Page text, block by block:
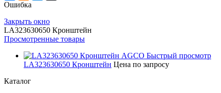
Ошибка
Закрыть окно
LA323630650 Кронштейн
Просмотренные товары
Быстрый просмотр
LA323630650 Кронштейн Цена по запросу
Каталог